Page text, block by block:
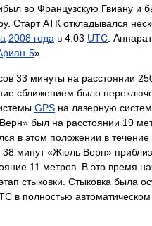
во Французскую Гвиану и
Старт АТК откладывался
2008 года в 4:03 UTC .
5».
33 минуты на расстоянии
сближением было
GPS на лазерную
был на расстоянии 19
в этом положении в течение
38 минут «Жюль Верн»
11 метров. В это время
стыковки. Стыковка была
в полностью